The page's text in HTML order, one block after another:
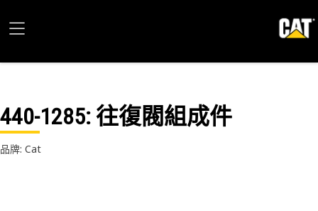
440-1285: 往復閥組成件
品牌: Cat